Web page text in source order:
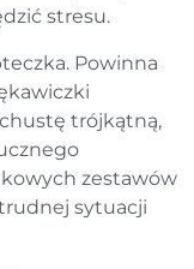
stresu.
Powinna
trójkątną,
zestawów
sytuacji